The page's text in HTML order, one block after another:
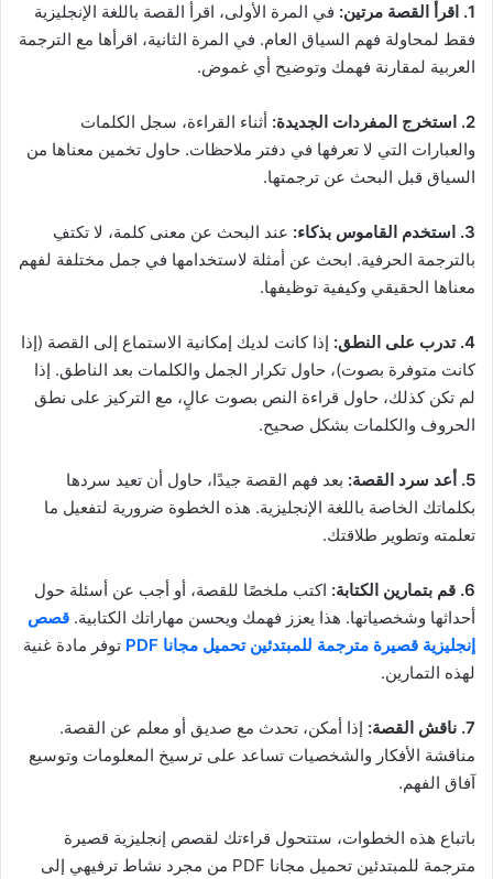
1. اقرأ القصة مرتين:
في المرة الأولى، اقرأ القصة باللغة الإنجليزية
فقط لمحاولة فهم السياق العام. في المرة الثانية، اقرأها مع الترجمة
العربية لمقارنة فهمك وتوضيح أي غموض.
2. استخرج المفردات الجديدة:
أثناء القراءة، سجل الكلمات
والعبارات التي لا تعرفها في دفتر ملاحظات. حاول تخمين معناها من
السياق قبل البحث عن ترجمتها.
3. استخدم القاموس بذكاء:
عند البحث عن معنى كلمة، لا تكتفِ
بالترجمة الحرفية. ابحث عن أمثلة لاستخدامها في جمل مختلفة لفهم
معناها الحقيقي وكيفية توظيفها.
4. تدرب على النطق:
إذا كانت لديك إمكانية الاستماع إلى القصة (إذا
كانت متوفرة بصوت)، حاول تكرار الجمل والكلمات بعد الناطق. إذا
لم تكن كذلك، حاول قراءة النص بصوت عالٍ، مع التركيز على نطق
الحروف والكلمات بشكل صحيح.
5. أعد سرد القصة:
بعد فهم القصة جيدًا، حاول أن تعيد سردها
بكلماتك الخاصة باللغة الإنجليزية. هذه الخطوة ضرورية لتفعيل ما
تعلمته وتطوير طلاقتك.
6. قم بتمارين الكتابة:
اكتب ملخصًا للقصة، أو أجب عن أسئلة حول
أحداثها وشخصياتها. هذا يعزز فهمك ويحسن مهاراتك الكتابية. قصص
إنجليزية قصيرة مترجمة للمبتدئين تحميل مجانا PDF
توفر مادة غنية
لهذه التمارين.
7. ناقش القصة:
إذا أمكن، تحدث مع صديق أو معلم عن القصة.
مناقشة الأفكار والشخصيات تساعد على ترسيخ المعلومات وتوسيع
آفاق الفهم.
باتباع هذه الخطوات، ستتحول قراءتك لقصص إنجليزية قصيرة
مترجمة للمبتدئين تحميل مجانا PDF من مجرد نشاط ترفيهي إلى